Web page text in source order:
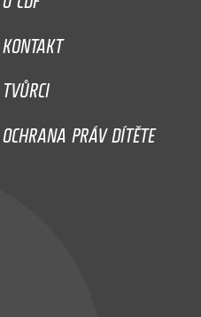
KONTAKT
TVŮRCI
OCHRANA PRÁV DÍTĚTE